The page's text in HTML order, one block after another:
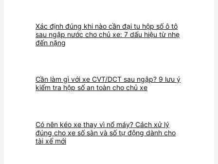
Xác định đúng khi nào cần đại tu hộp số ô tô
sau ngập nước cho chủ xe: 7 dấu hiệu từ nhẹ
đến nặng
Cần làm gì với xe CVT/DCT sau ngập? 9 lưu ý
kiểm tra hộp số an toàn cho chủ xe
Có nên kéo xe thay vì nổ máy? Cách xử lý
đúng cho xe số sàn và số tự động dành cho
tài xế mới